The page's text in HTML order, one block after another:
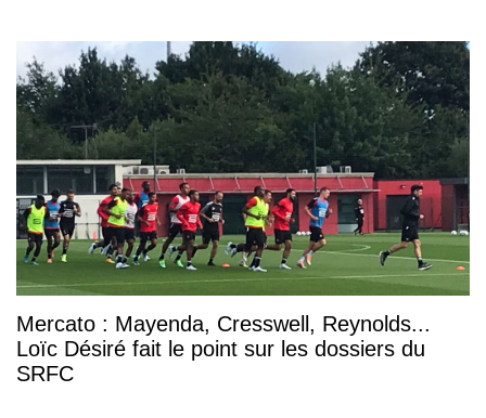
Mercato : Mayenda, Cresswell, Reynolds...
Loïc Désiré fait le point sur les dossiers du
SRFC